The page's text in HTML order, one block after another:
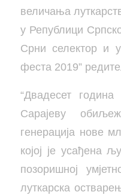
величања
у Републици
Срни селектор и
феста 2019”
“Двадесет
Сарајеву
генерација нове
којој је усађена
позоришној
луткарска